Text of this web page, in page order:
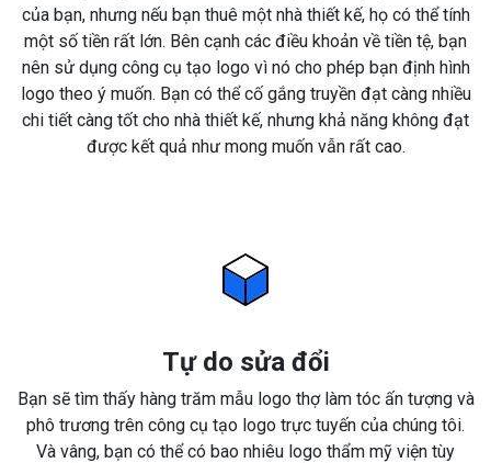
của bạn, nhưng nếu bạn thuê một nhà thiết kế, họ có thể tính
một số tiền rất lớn. Bên cạnh các điều khoản về tiền tệ, bạn
nên sử dụng công cụ tạo logo vì nó cho phép bạn định hình
logo theo ý muốn. Bạn có thể cố gắng truyền đạt càng nhiều
chi tiết càng tốt cho nhà thiết kế, nhưng khả năng không đạt
được kết quả như mong muốn vẫn rất cao.
Tự do sửa đổi
Bạn sẽ tìm thấy hàng trăm mẫu logo thợ làm tóc ấn tượng và
phô trương trên công cụ tạo logo trực tuyến của chúng tôi.
Và vâng, bạn có thể có bao nhiêu logo thẩm mỹ viện tùy